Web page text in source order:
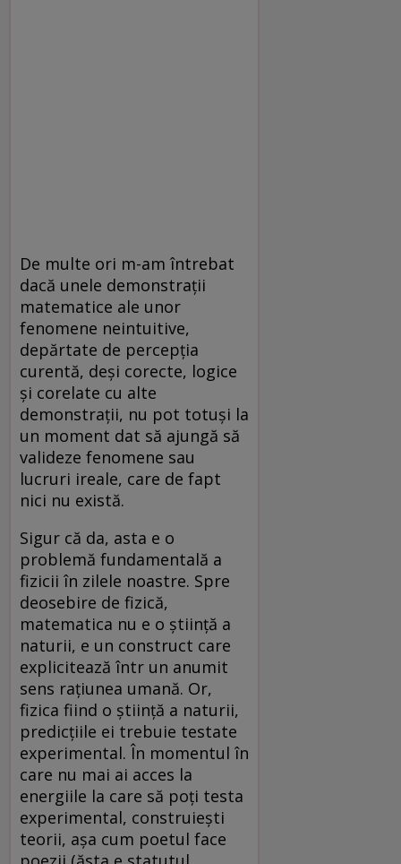
De multe ori m-am întrebat
dacă unele demonstrații
matematice ale unor
fenomene neintuitive,
depărtate de percepția
curentă, deși corecte, logice
și corelate cu alte
demonstrații, nu pot totuși la
un moment dat să ajungă să
valideze fenomene sau
lucruri ireale, care de fapt
nici nu există.
Sigur că da, asta e o
problemă fundamentală a
fizicii în zilele noastre. Spre
deosebire de fizică,
matematica nu e o știință a
naturii, e un construct care
explicitează într un anumit
sens rațiunea umană. Or,
fizica fiind o știință a naturii,
predicțiile ei trebuie testate
experimental. În momentul în
care nu mai ai acces la
energiile la care să poți testa
experimental, construiești
teorii, așa cum poetul face